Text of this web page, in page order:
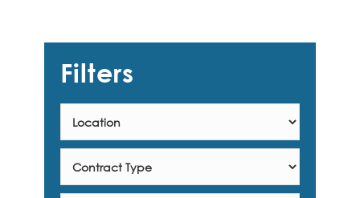
Filters